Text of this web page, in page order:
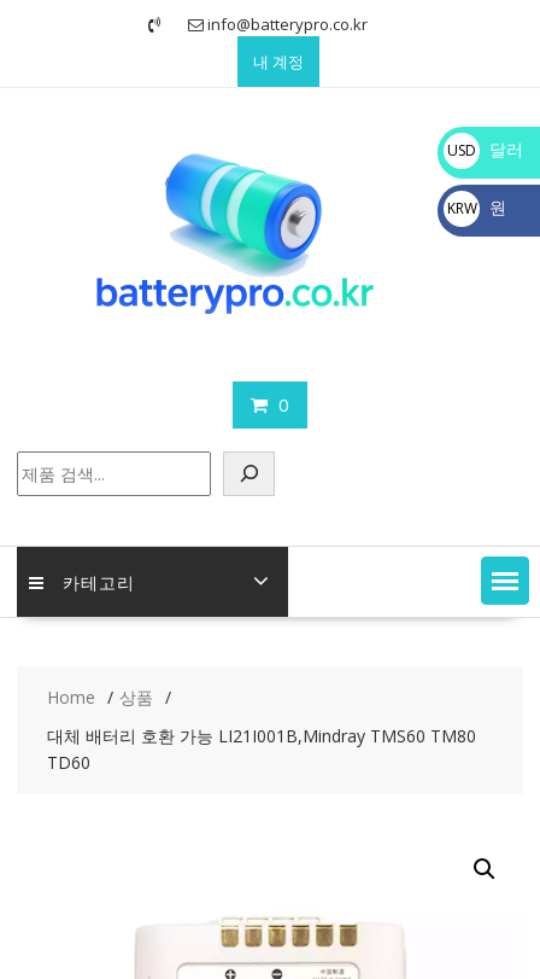
info@batterypro.co.kr
내 계정
0
색
카테고리
Home
상품
대체 배터리 호환 가능 LI21I001B,Mindray TMS60 TM80
TD60
USD
$
달러
KRW
₩
원